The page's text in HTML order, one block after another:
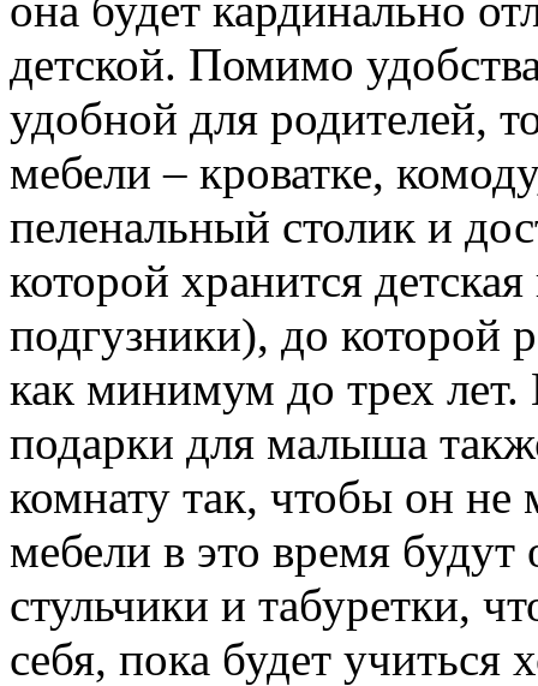
детской. Помимо
удобной для родителей,
мебели – кроватке,
пеленальный столик и
которой хранится
подгузники), до которой
как минимум до трех лет.
подарки для малыша
комнату так, чтобы он не
мебели в это время будут
стульчики и табуретки,
себя, пока будет учиться